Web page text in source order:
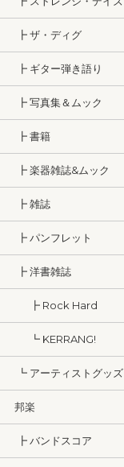
┣ ザ・ディグ
┣ ギター弾き語り
┣ 写真集＆ムック
┣ 書籍
┣ 楽器雑誌&ムック
┣ 雑誌
┣ パンフレット
┣ 洋書雑誌
┣ Rock Hard
┗ KERRANG!
┗ アーティストグッズ
邦楽
┣ バンドスコア